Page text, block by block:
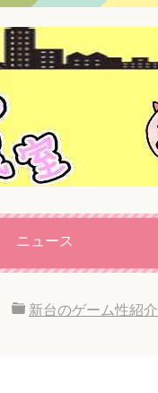
ニュース
新台のゲーム性紹介